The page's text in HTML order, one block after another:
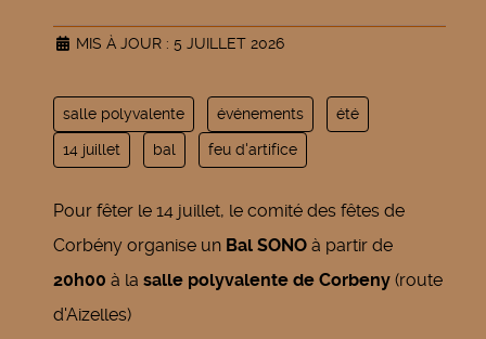
MIS À JOUR : 5 JUILLET 2026
salle polyvalente événements été
14 juillet bal feu d'artifice
Pour fêter le 14 juillet, le comité des fêtes de
Corbény organise un Bal SONO à partir de
20h00 à la salle polyvalente de Corbeny (route
d'Aizelles)